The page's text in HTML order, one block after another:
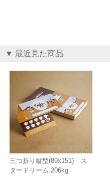
▼ 最近見た商品
三つ折り縦型(89x151) ス
タードリーム 206kg